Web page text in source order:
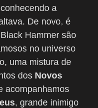
a
De novo, é
Hammer são
no universo
uma mistura de
dos Novos
acompanhamos
, grande inimigo